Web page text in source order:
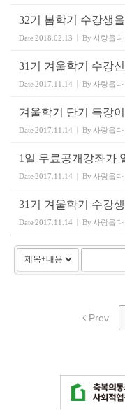
32기 봄학기 수강생
Date2018.02.13 By 사랑옵다
31기 겨울학기 수강
Date2017.11.14 By 사랑옵다
겨울학기 단기 특강
Date2017.11.14 By 사랑옵다
1일 무료공개강좌가
Date2017.11.14 By 사랑옵다
31기 겨울학기 수강
Date2017.11.14 By 사랑옵다
Prev